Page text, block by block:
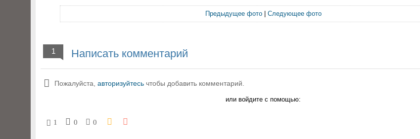
Предыдущее фото| Следующее фото
1 Написать комментарий
Пожалуйста, авторизуйтесь чтобы добавить комментарий.
или войдите с помощью:
1 0 0